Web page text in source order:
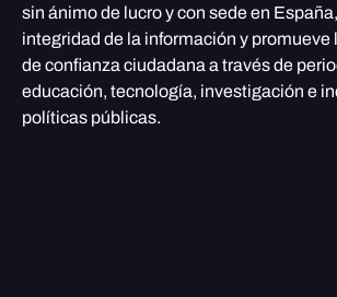
sin ánimo de lucro y con sede en
integridad de la información y promueve
de confianza ciudadana a través de
educación, tecnología, investigación e
políticas públicas.